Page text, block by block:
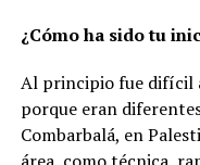
¿Cómo ha sido tu
Al principio fue difícil
porque eran
Combarbalá, en